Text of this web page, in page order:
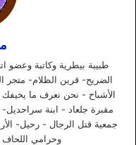
طبيبة بيطرية وكاتبة وعضو
الضريح- قرين الظلام- متجر
الأشباح - نحن نعرف ما
مقبرة جلعاد - ابنة
جمعية قتل الرجال - رحيل-
وحرامي اللحاف